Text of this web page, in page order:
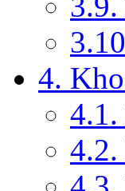
4.